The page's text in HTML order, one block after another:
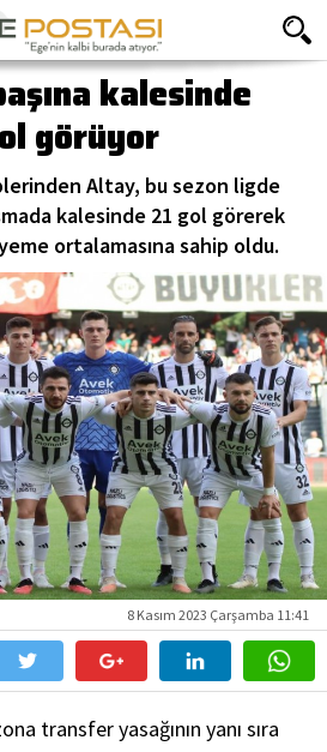
kalesinde
görüyor
Altay, bu sezon ligde
kalesinde 21 gol görerek
ortalamasına sahip oldu.
8 Kasım 2023 Çarşamba 11:41
transfer yasağının yanı sıra